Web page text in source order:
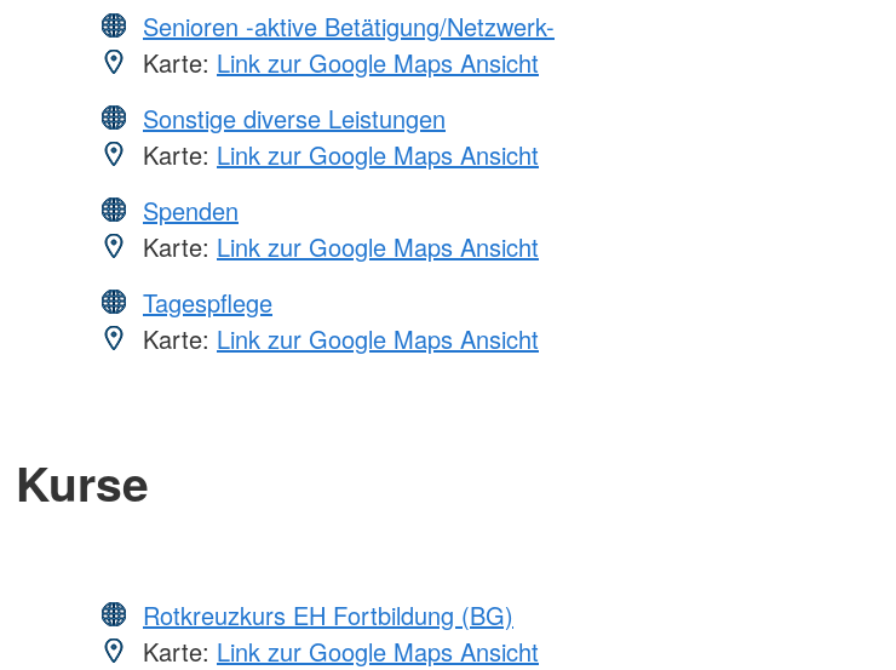
Senioren -aktive Betätigung/Netzwerk-
Karte: Link zur Google Maps Ansicht
Sonstige diverse Leistungen
Karte: Link zur Google Maps Ansicht
Spenden
Karte: Link zur Google Maps Ansicht
Tagespflege
Karte: Link zur Google Maps Ansicht
Kurse
Rotkreuzkurs EH Fortbildung (BG)
Karte: Link zur Google Maps Ansicht